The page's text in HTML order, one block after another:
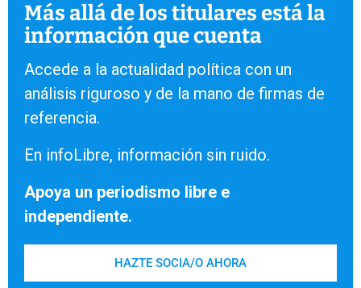
Más allá de los titulares está la
información que cuenta
Accede a la actualidad política con un
análisis riguroso y de la mano de firmas de
referencia.
En infoLibre, información sin ruido.
Apoya un periodismo libre e
independiente.
HAZTE SOCIA/O AHORA